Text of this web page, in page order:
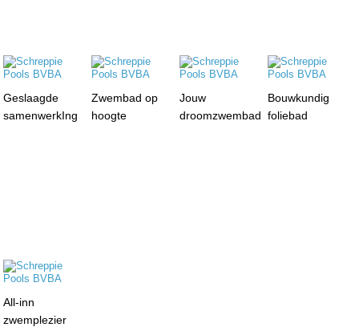
Geslaagde
samenwerkIng
Zwembad op
hoogte
Jouw
droomzwembad
Bouwkundig
foliebad
All-inn
zwemplezier